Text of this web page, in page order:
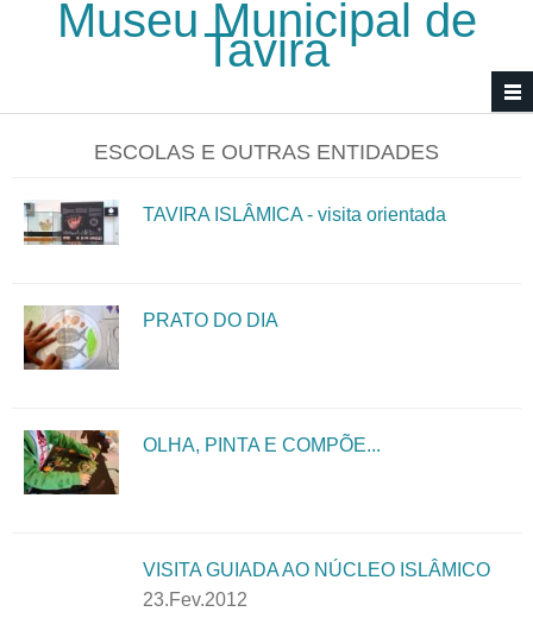
Passar para o conteúdo principal
Museu Municipal de
Tavira
ESCOLAS E OUTRAS ENTIDADES
TAVIRA ISLÂMICA - visita orientada
PRATO DO DIA
OLHA, PINTA E COMPÕE...
VISITA GUIADA AO NÚCLEO ISLÂMICO
23.Fev.2012